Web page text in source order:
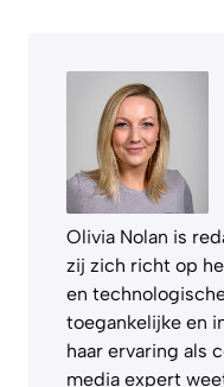
Olivia Nolan is
zij zich richt op
en
toegankelijke en
haar ervaring als
media expert